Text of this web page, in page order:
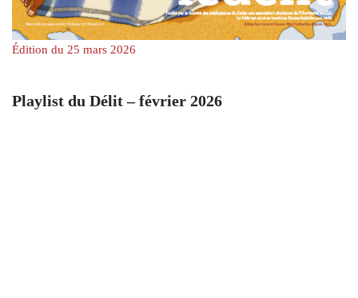
Édition du 25 mars 2026
Playlist du Délit – février 2026